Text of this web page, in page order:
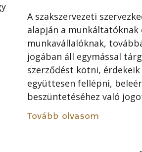
A szakszervezeti
alapján a munkáltatóknak
munkavállalóknak,
jogában áll egymással
szerződést kötni,
együttesen fellépni,
beszüntetéséhez való
Tovább olvasom